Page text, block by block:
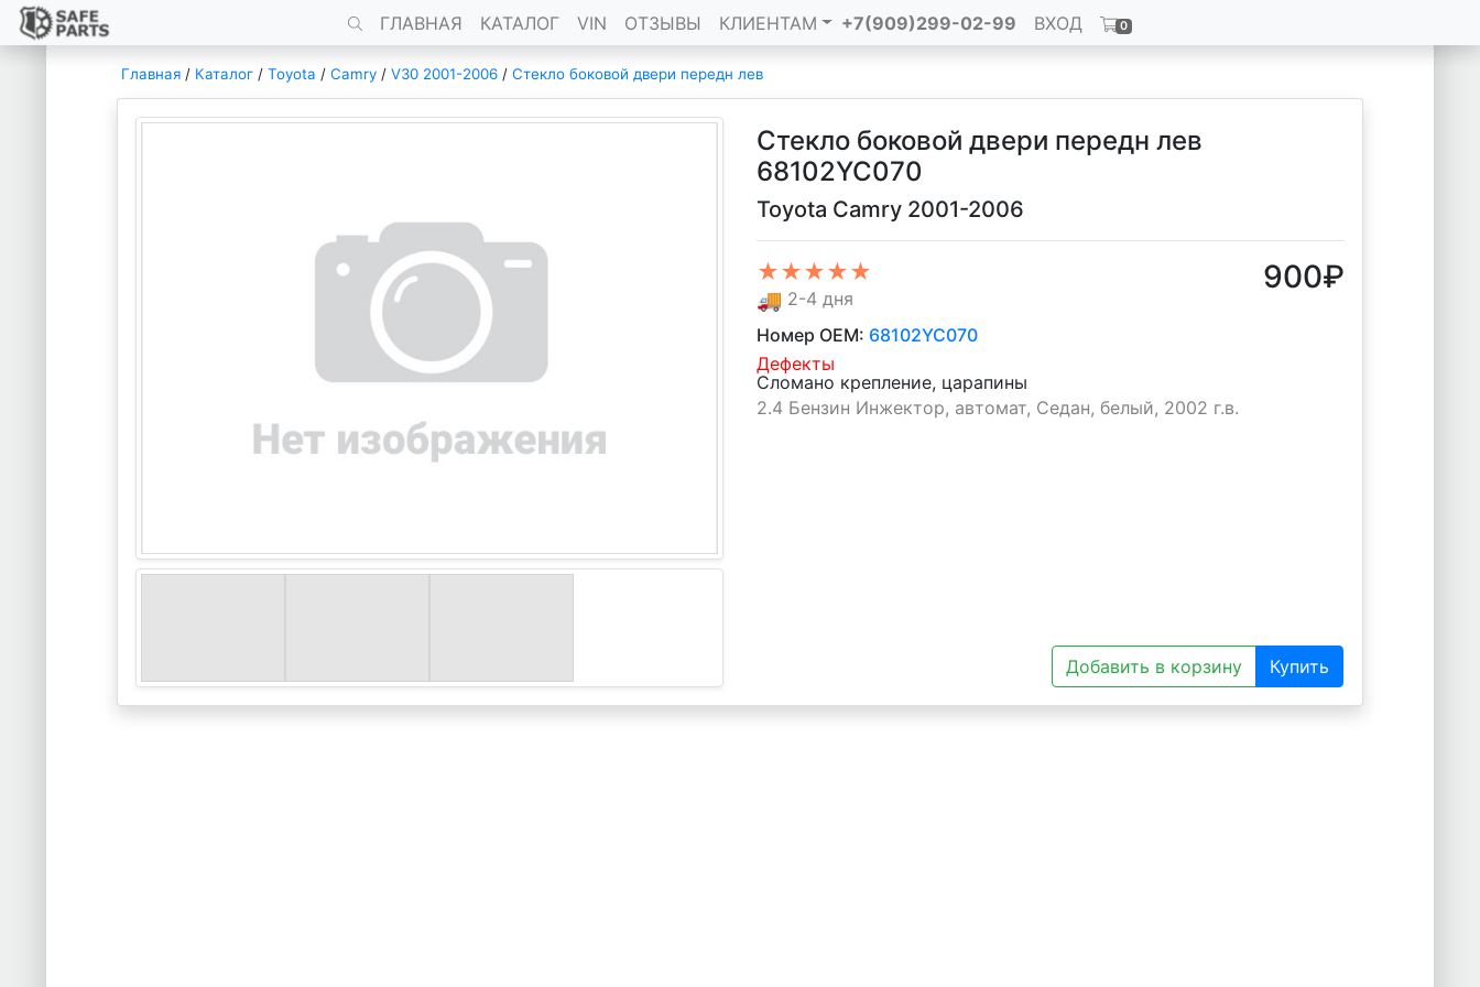
ГЛАВНАЯ КАТАЛОГ VIN ОТЗЫВЫ КЛИЕНТАМ +7(909)299-02-99 ВХОД 0
Главная / Каталог / Toyota / Camry / V30 2001-2006 / Стекло боковой двери передн лев
Стекло боковой двери передн лев
68102YC070
Toyota Camry 2001-2006
★★★★★
🚚 2-4 дня
900₽
Номер OEM: 68102YC070
Дефекты
Сломано крепление, царапины
2.4 Бензин Инжектор, автомат, Седан, белый, 2002 г.в.
Добавить в корзину Купить